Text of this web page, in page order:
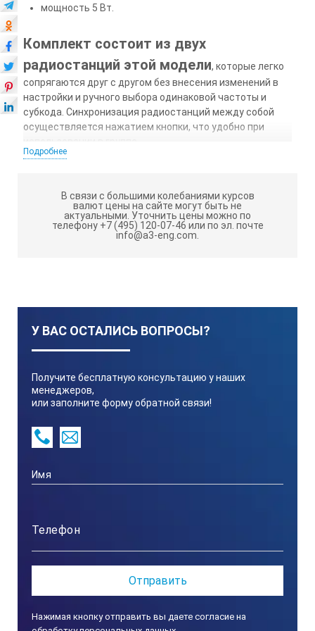
мощность 5 Вт.
Комплект состоит из двух
радиостанций этой модели, которые легко
сопрягаются друг с другом без внесения изменений в
настройки и ручного выбора одинаковой частоты и
субкода. Синхронизация радиостанций между собой
осуществляется нажатием кнопки, что удобно при
освещенности. Крупные символы легко читаются во
время ходьбы и при загрязнении дисплея.
Функция автоматического
связываются друг с другом члены группы.
Motorola T82 EXTREME RSM
Каналы 16
Сканирование
Мониторинг Да
Шумоподавление
Скремблер Да
Подробнее
В связи с большими колебаниями курсов
валют цены на сайте могут быть не
актуальными. Уточнить цены можно по
телефону +7 (495) 120-07-46 или по эл. почте
info@a3-eng.com.
У ВАС ОСТАЛИСЬ ВОПРОСЫ?
Получите бесплатную консультацию у наших
менеджеров,
или заполните форму обратной связи!
Нажимая кнопку отправить вы даете согласие на